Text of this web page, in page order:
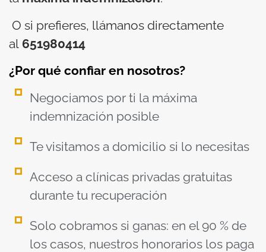
O si prefieres, llámanos directamente
al 651980414
¿Por qué confiar en nosotros?
Negociamos por ti la máxima
indemnización posible
Te visitamos a domicilio si lo necesitas
Acceso a clínicas privadas gratuitas
durante tu recuperación
Solo cobramos si ganas: en el 90 % de
los casos, nuestros honorarios los paga